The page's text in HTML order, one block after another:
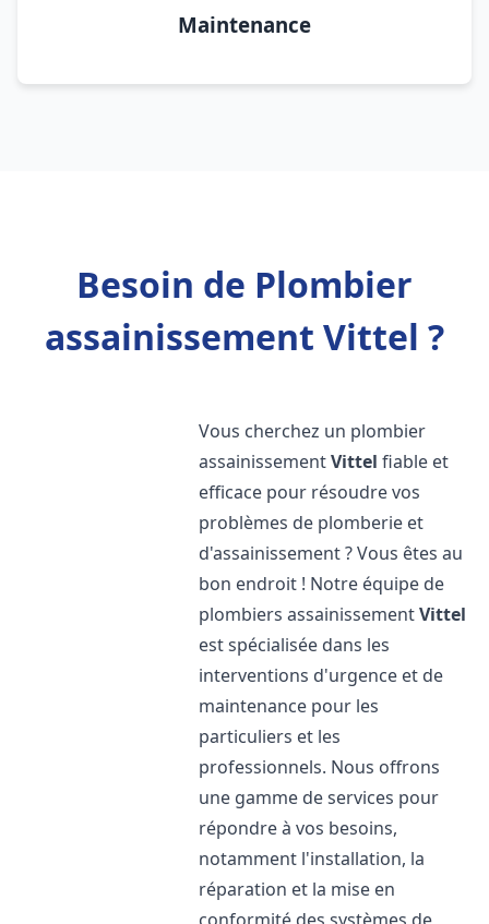
Maintenance
Besoin de Plombier
assainissement Vittel ?
Vous cherchez un plombier
assainissementVittel fiable et
efficace pour résoudre vos
problèmes de plomberie et
d'assainissement ? Vous êtes au
bon endroit ! Notre équipe de
plombiers assainissementVittel
est spécialisée dans les
interventions d'urgence et de
maintenance pour les
particuliers et les
professionnels. Nous offrons
une gamme de services pour
répondre à vos besoins,
notamment l'installation, la
réparation et la mise en